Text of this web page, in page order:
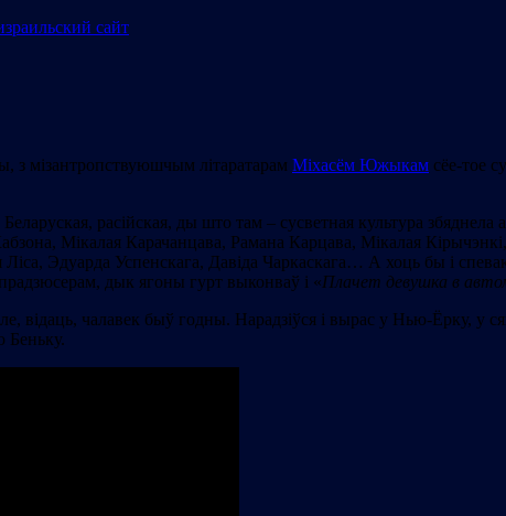
з мізантропствуюшчым літаратарам Міхасём Южыкам сёе-тое
расійская, ды што там – сусветная культура
Мікалая Карачанцава, Рамана Карцава, Мікалая
Эдуарда Успенскага, Давіда Чаркаскага… А хоць бы і
дык ягоны гурт выконваў і «Плачет девушка в
чалавек быў годны. Нарадзіўся і вырас у Нью-Ёрку, у
Беньку.